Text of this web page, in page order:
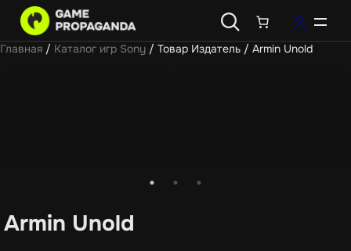
Главная / Каталог игр Sony / Товар Издатель / Armin Unold
Armin Unold